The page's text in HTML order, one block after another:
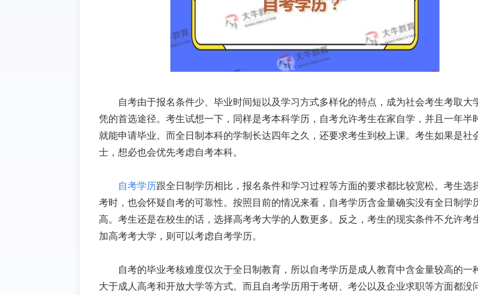
自考由于报名条件少、毕业时间短以及学习方式多样化的特点，成为社会考生考取大
凭的首选途径。考生试想一下，同样是考本科学历，自考允许考生在家自学，并且一年半
就能申请毕业。而全日制本科的学制长达四年之久，还要求考生到校上课。考生如果是社
士，想必也会优先考虑自考本科。
自考学历跟全日制学历相比，报名条件和学习过程等方面的要求都比较宽松。考生选
考时，也会怀疑自考的可靠性。按照目前的情况来看，自考学历含金量确实没有全日制学
高。考生还是在校生的话，选择高考考大学的人数更多。反之，考生的现实条件不允许考
加高考考大学，则可以考虑自考学历。
自考的毕业考核难度仅次于全日制教育，所以自考学历是成人教育中含金量较高的一
大于成人高考和开放大学等方式。而且自考学历用于考研、考公以及企业求职等方面都没